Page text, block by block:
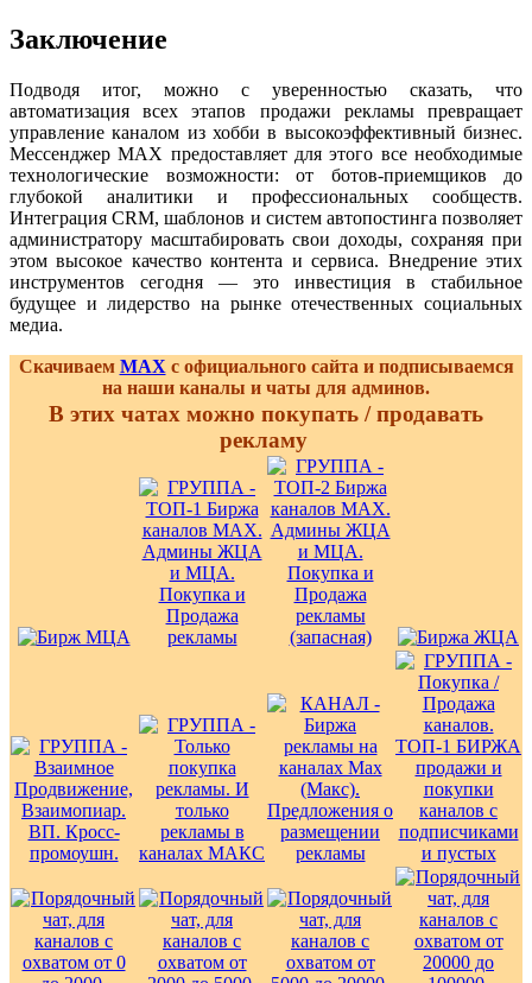
Заключение
Подводя итог, можно с уверенностью сказать, что
автоматизация всех этапов продажи рекламы превращает
управление каналом из хобби в высокоэффективный бизнес.
Мессенджер MAX предоставляет для этого все необходимые
технологические возможности: от ботов-приемщиков до
глубокой аналитики и профессиональных сообществ.
Интеграция CRM, шаблонов и систем автопостинга позволяет
администратору масштабировать свои доходы, сохраняя при
этом высокое качество контента и сервиса. Внедрение этих
инструментов сегодня — это инвестиция в стабильное
будущее и лидерство на рынке отечественных социальных
медиа.
Скачиваем MAX с официального сайта и подписываемся
на наши каналы и чаты для админов.
В этих чатах можно покупать / продавать
рекламу